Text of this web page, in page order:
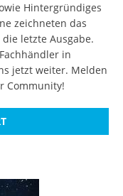
Hintergründiges
zeichneten das
letzte Ausgabe.
in
jetzt weiter. Melden
Community!